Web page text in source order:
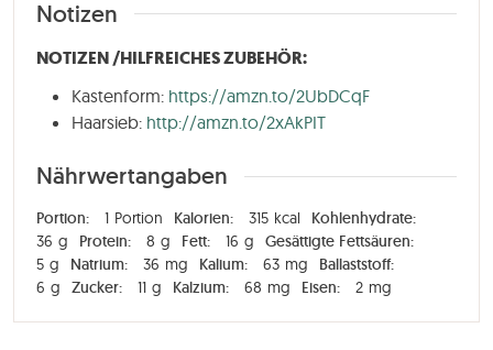
Notizen
NOTIZEN /HILFREICHES ZUBEHÖR:
Kastenform: https://amzn.to/2UbDCqF
Haarsieb: http://amzn.to/2xAkPIT
Nährwertangaben
Portion: 1 Portion Kalorien: 315 kcal
Kohlenhydrate:
36 g Protein: 8 g Fett: 16 g
Gesättigte Fettsäuren:
5 g Natrium: 36 mg Kalium: 63 mg
Ballaststoff:
6 g Zucker: 11 g Kalzium: 68 mg Eisen: 2 mg